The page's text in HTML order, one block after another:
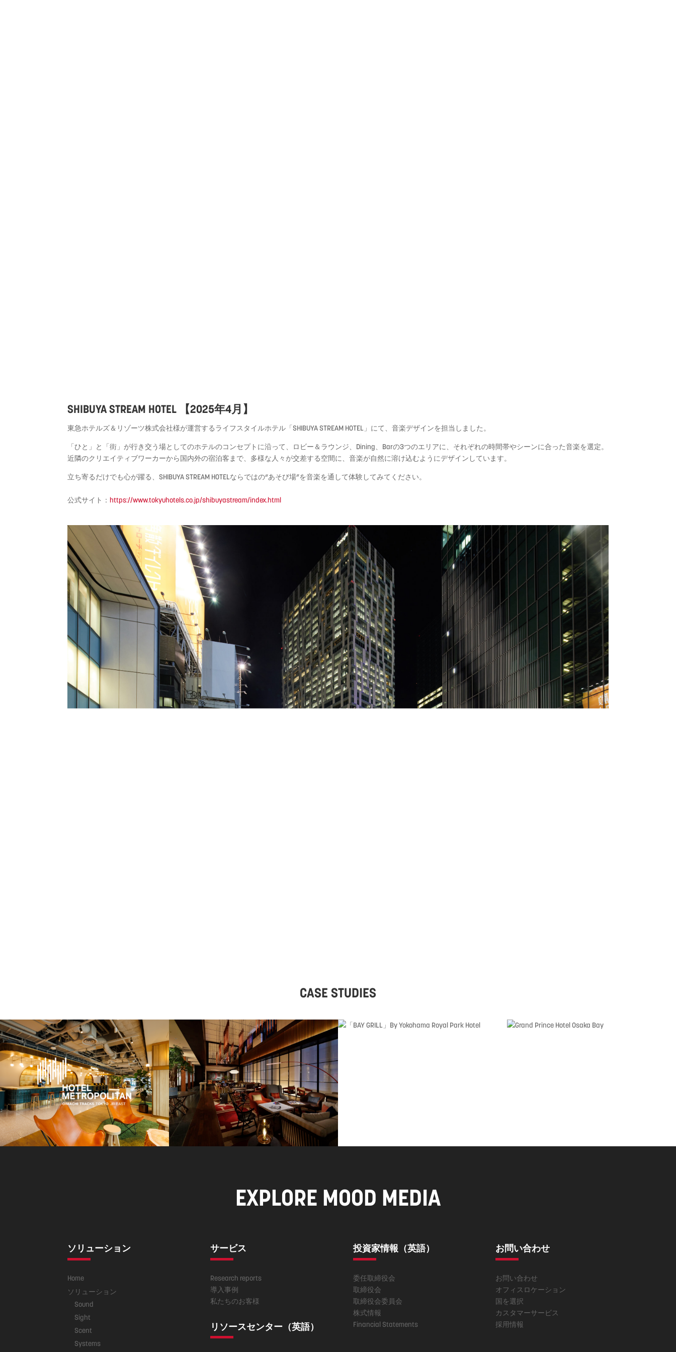
SHIBUYA STREAM HOTEL 【2025年4月】
東急ホテルズ＆ リゾーツ株式会社様が運営するライフスタイルホテル「SHIBUYA STREAM HOTEL」にて、音楽デザインを担当しました。
「ひと」と「街」 が行き交う場としてのホテルのコンセプトに沿って、ロビー＆ラウンジ、Dining、Barの3つのエリアに、 それぞれの時間帯やシーンに合った音楽を選定。
近隣のクリエイティブワーカーから国内外の宿泊客まで、 多様な人々が交差する空間に、音楽が自然に溶け込むようにデザインしています。
立ち寄るだけでも心が躍る、SHIBUYA STREAM HOTELならではの“あそび場”を音楽を通して体験してみてください。
公式サイト： https://www.tokyuhotels.co.jp/shibuyastream/index.html
CASE STUDIES
EXPLORE MOOD MEDIA
ソリューション
Home
ソリューション
Sound
Sight
Scent
Systems
サービス
Research reports
導入事例
私たちのお客様
リソースセンター（英語）
投資家情報（英語）
委任取締役会
取締役会
取締役会委員会
株式情報
Financial Statements
お問い合わせ
お問い合わせ
オフィスロケーション
国を選択
カスタマーサービス
採用情報